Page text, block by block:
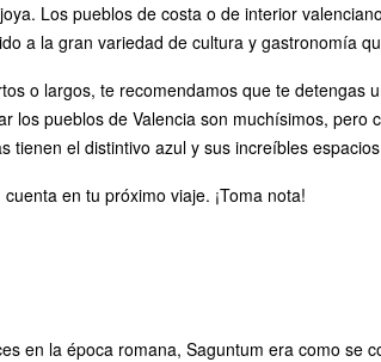
Los pueblos de costa o de interior
a la gran variedad de cultura y gastronomía
o largos, te recomendamos que te
pueblos de Valencia son muchísimos,
el distintivo azul y sus increíbles
en tu próximo viaje. ¡Toma nota!
en la época romana, Saguntum era como se